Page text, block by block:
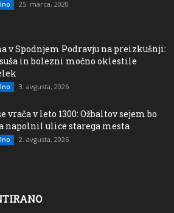
25. marca, 2020
v Spodnjem Podravju na preizkušnji:
suša in bolezni močno oklestile
3. avgusta, 2026
vrača v leto 1300: Ožbaltov sejem bo
napolnil ulice starega mesta
2. avgusta, 2026